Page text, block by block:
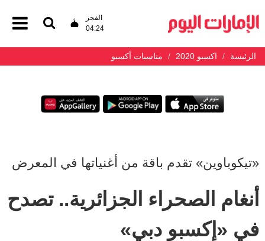
الفجر
04:24
الرئيسة اكسبو 2020 مناسبات أكسبو
«تيكوباوين» تقدم باقة من أغنياتها في المعرض
أنغام الصحراء الجزائرية.. تصدح
في «إكسبو دبي»